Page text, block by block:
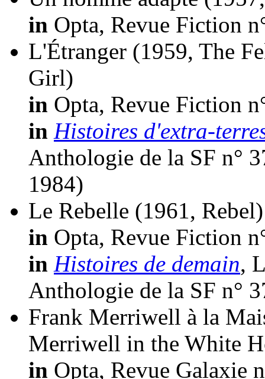
in Opta, Revue Fiction
L'Étranger (1959, The
Girl)
in Opta, Revue Fiction
in Histoires d'extra-
Anthologie de la SF n°
1984)
Le Rebelle (1961, Rebel)
in Opta, Revue Fiction
in Histoires de demain,
Anthologie de la SF n°
Frank Merriwell à la
Merriwell in the White
in Opta, Revue Galaxie